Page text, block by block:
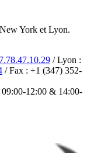
York et Lyon.
/ Lyon :
/ Fax : +1 (347) 352-
12:00 & 14:00-